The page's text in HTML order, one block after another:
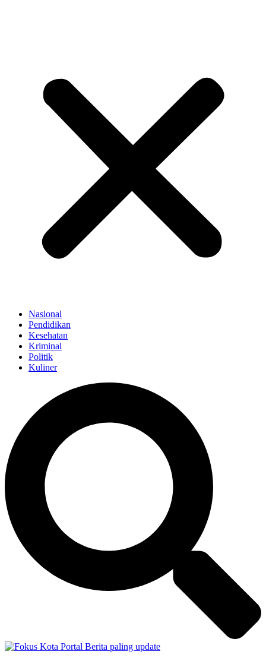
Nasional
Pendidikan
Kesehatan
Kriminal
Politik
Kuliner